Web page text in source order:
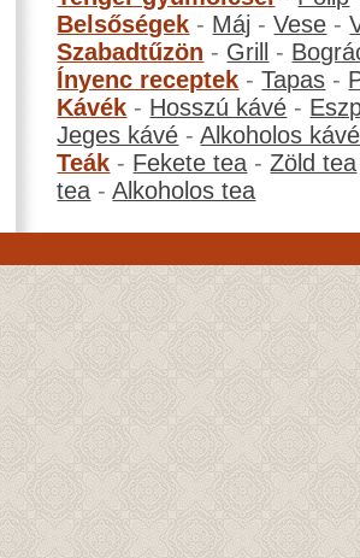
Belsőségek - Máj -Vese -
Szabadtűzön - Grill -
Ínyenc receptek -Tapas -
Kávék - Hosszú kávé -
Jeges kávé -Alkoholos kávé
Teák - Fekete tea -Zöld tea
tea -Alkoholos tea